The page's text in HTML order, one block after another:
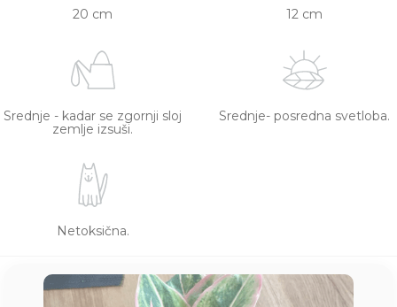
20 cm 12 cm
Srednje - kadar se zgornji sloj
zemlje izsuši.
Srednje- posredna svetloba.
Netoksična.